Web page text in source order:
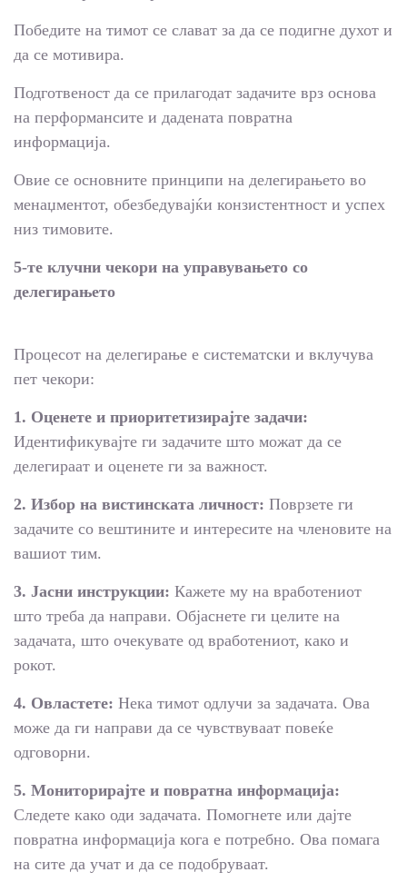
Победите на тимот се слават за да се подигне духот и
да се мотивира.
Подготвеност да се прилагодат задачите врз основа
на перформансите и дадената повратна
информација.
Овие се основните принципи на делегирањето во
менаџментот, обезбедувајќи конзистентност и успех
низ тимовите.
5-те клучни чекори на управувањето со
делегирањето
Процесот на делегирање е систематски и вклучува
пет чекори:
1. Оценете и приоритетизирајте задачи:
Идентификувајте ги задачите што можат да се
делегираат и оценете ги за важност.
2. Избор на вистинската личност: Поврзете ги
задачите со вештините и интересите на членовите на
вашиот тим.
3. Јасни инструкции: Кажете му на вработениот
што треба да направи. Објаснете ги целите на
задачата, што очекувате од вработениот, како и
рокот.
4. Овластете: Нека тимот одлучи за задачата. Ова
може да ги направи да се чувствуваат повеќе
одговорни.
5. Мониторирајте и повратна информација:
Следете како оди задачата. Помогнете или дајте
повратна информација кога е потребно. Ова помага
на сите да учат и да се подобруваат.